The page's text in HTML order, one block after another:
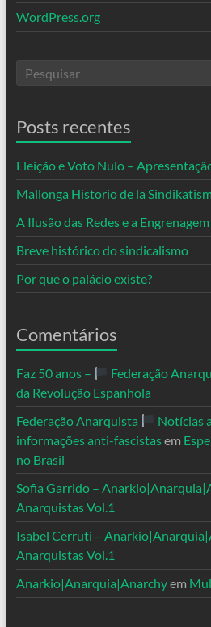
WordPress.org
Posts recentes
Eleição e Voto Nulo –
Mallonga Historio de la
A Ilusão das Redes e a
Breve histórico do sindicalismo
Por que o palácio existe?
Comentários
Faz 50 anos – Federação
da Revolução Espanhola
Federação Anarquista
Notícias
informações anti-fascistasem
no Brasil
Sofia Garrido –
Anarquistas Vol.1
Isabel Cerruti –
Anarquistas Vol.1
Anarkio|Anarquia|Anarchyem